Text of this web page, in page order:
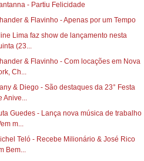
- Partiu Felicidade
& Flavinho - Apenas por um Tempo
Lima faz show de lançamento nesta
(23...
& Flavinho - Com locações em Nova
Ch...
& Diego - São destaques da 23° Festa
Anive...
Guedes - Lança nova música de trabalho
m...
Teló - Recebe Milionário & José Rico
Bem...